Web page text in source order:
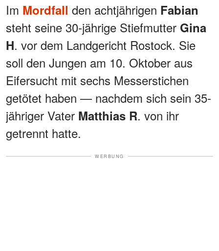
Im Mordfall den achtjährigen Fabian
steht seine 30-jährige Stiefmutter Gina
H. vor dem Landgericht Rostock. Sie
soll den Jungen am 10. Oktober aus
Eifersucht mit sechs Messerstichen
getötet haben — nachdem sich sein 35-
jähriger Vater Matthias R. von ihr
getrennt hatte.
WERBUNG